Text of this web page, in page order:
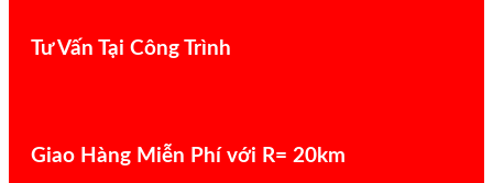
Tư Vấn Tại Công Trình
Giao Hàng Miễn Phí với R= 20km